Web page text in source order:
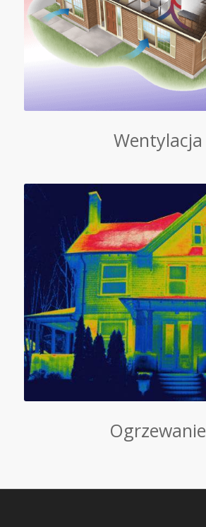
Wentylacja
Ogrzewanie